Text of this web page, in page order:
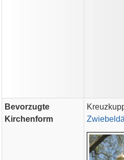
Bevorzugte
Kirchenform